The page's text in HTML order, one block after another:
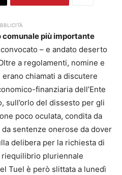
comunale più importante
– e andato deserto
a regolamenti, nomine e
chiamati a discutere
finanziaria dell’Ente
sull’orlo del dissesto per gli
poco oculata, condita da
sentenze onerose da dover
delibera per la richiesta di
pluriennale
Tuel è però slittata a lunedì